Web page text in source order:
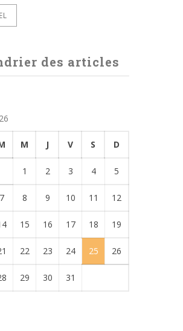
des articles
M J V S D
1 2 3 4 5
7 8 9 10 11 12
15 16 17 18 19
22 23 24 25 26
29 30 31